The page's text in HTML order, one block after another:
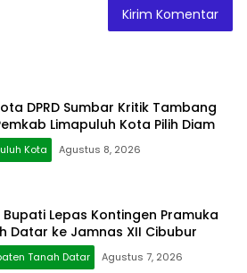
DPRD Sumbar Kritik Tambang
Limapuluh Kota Pilih Diam
Kota Agustus 8, 2026
Bupati Lepas Kontingen Pramuka
Datar ke Jamnas XII Cibubur
Tanah Datar Agustus 7, 2026